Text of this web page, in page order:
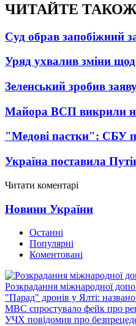
ЧИТАЙТЕ ТАКОЖ
Суд обрав запобіжний
Уряд ухвалив зміни
Зеленський зробив
Майора ВСП викрили
"Медові пастки": СБУ
Україна поставила
Читати коментарі
Новини України
Останні
Популярні
Коментовані
Розкрадання міжнародної
"Парад" дронів у Ялті:
МВС спростувало фейк про
УЧХ повідомив про